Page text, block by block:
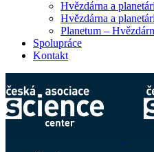
Hvězdárna a
Hvězdárna a
Planetum –
Spolupráce
Kontakt